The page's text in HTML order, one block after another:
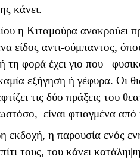
κάνει.
η Κιταμούρα ανακρούει
είδος αντι-σύμπαντος,
τη φορά έχει γιο που
εξήγηση ή γέφυρα. Οι
τις δύο πράξεις του
είναι φτιαγμένα από
εκδοχή, η παρουσία ενός
τους, του κάνει